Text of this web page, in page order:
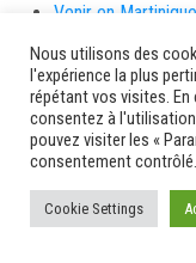
Venir en Martinique
Video
vidététladjéko
Vie Municipale
Viechere
Village artisanal
Nous utilisons des
l'expérience la plus
répétant vos visites. En
consentez à l'utilisation
pouvez visiter les «
consentement contrôlé.
Cookie Settings